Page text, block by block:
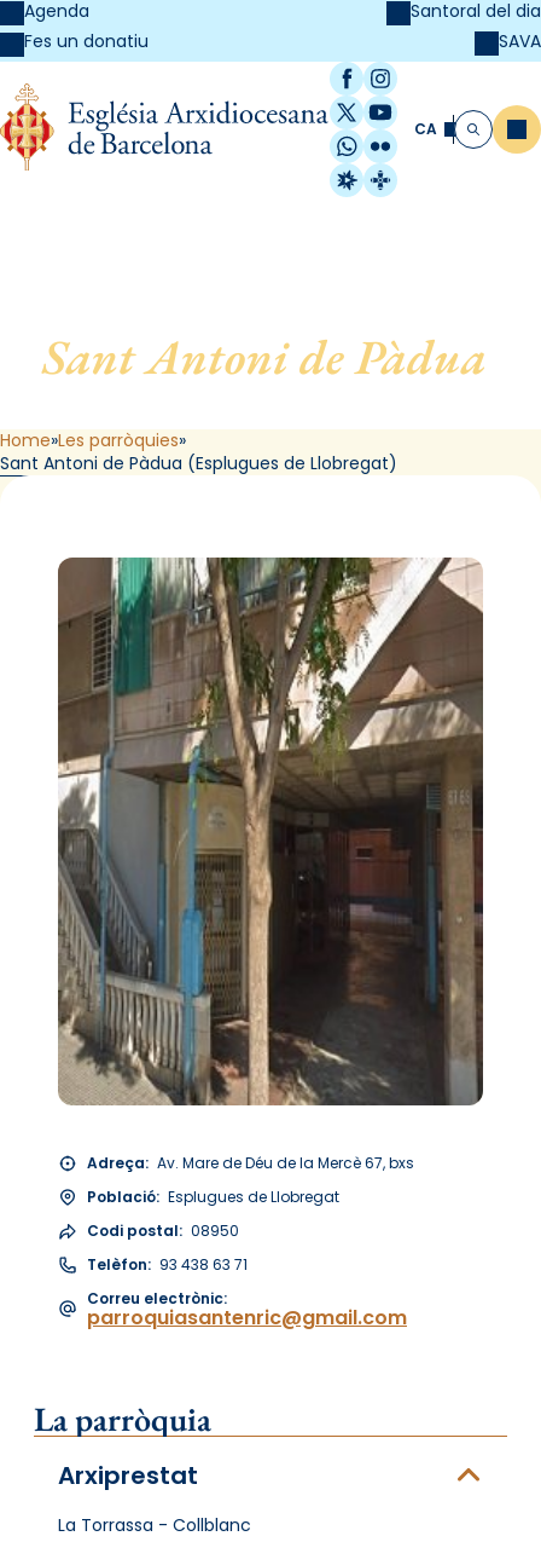
Agenda
Fes un donatiu
Santoral del dia
SAVA
Facebook
Instagram
X / Twitter
YouTube
WhatsApp
Flickr
Radio Estel
Catalunya
CA Cerca
Sant Antoni de Pàdua
Home Les parròquies
Sant Antoni de Pàdua (Esplugues de Llobregat)
Adreça: Av. Mare de Déu de la Mercè 67, bxs
Població: Esplugues de Llobregat
Codi postal: 08950
Telèfon: 93 438 63 71
Correu electrònic:
parroquiasantenric@gmail.com
La parròquia
Arxiprestat
La Torrassa - Collblanc